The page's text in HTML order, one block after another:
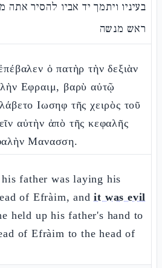
בעיניו ויתמך יד אביו להסיר
ראש מנשה
ὁ πατὴρ τὴν δεξιὰν
Εφραιμ, βαρὺ αὐτῷ
Ιωσηφ τῆς χειρὸς τοῦ
αὐτὴν ἀπὸ τῆς κεφαλῆς
Μανασση.
father was laying his
of Efràim, andit was evil
held up his father's hand to
of Efràim to the head of